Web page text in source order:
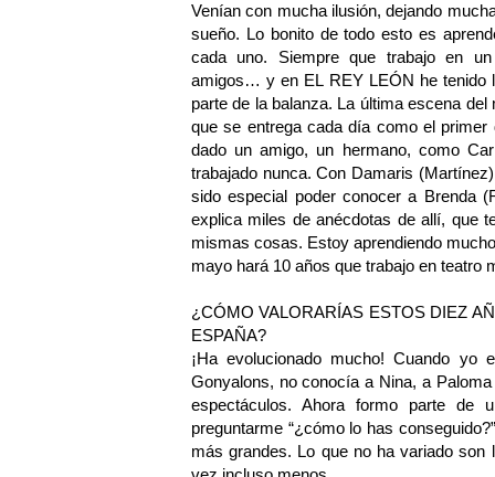
Venían con mucha ilusión, dejando
sueño. Lo bonito de todo esto es
cada uno. Siempre que trabajo en
amigos… y en EL REY LEÓN he tenido
parte de la balanza. La última escena
que se entrega cada día como el
dado un amigo, un hermano, como
trabajado nunca. Con Damaris
sido especial poder conocer a Brenda
explica miles de anécdotas de allí, que
mismas cosas. Estoy aprendiendo
mayo hará 10 años que trabajo en teatro
¿CÓMO VALORARÍAS ESTOS DIEZ
ESPAÑA?
¡Ha evolucionado mucho! Cuando
Gonyalons, no conocía a Nina, a
espectáculos. Ahora formo parte de
preguntarme “¿cómo lo has
más grandes. Lo que no ha variado